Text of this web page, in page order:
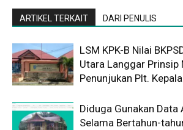
ARTIKEL TERKAIT DARI PENULIS
LSM KPK-B Nilai
Utara Langgar Prinsip
Penunjukan Plt. Kepala
Diduga Gunakan Data
Selama Bertahun-